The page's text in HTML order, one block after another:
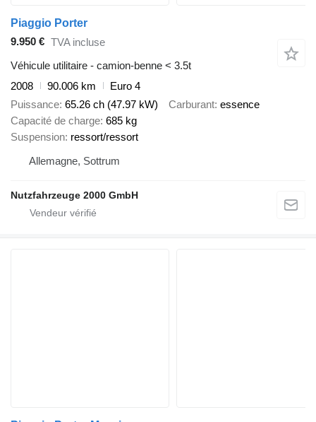
Piaggio Porter
9.950 € TVA incluse
Véhicule utilitaire - camion-benne < 3.5t
2008
90.006 km
Euro 4
Puissance 65.26 ch (47.97 kW) Carburant essence
Capacité de charge 685 kg
Suspension ressort/ressort
Allemagne, Sottrum
Nutzfahrzeuge 2000 GmbH